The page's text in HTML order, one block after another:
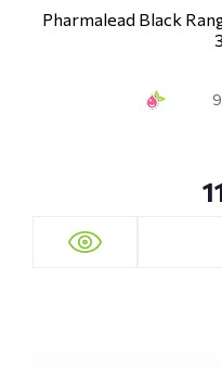
Pharmalead Black